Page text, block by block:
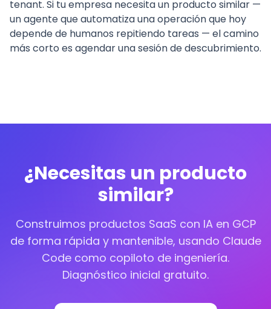
tenant. Si tu empresa necesita un producto similar —
un agente que automatiza una operación que hoy
depende de humanos repitiendo tareas — el camino
más corto es agendar una sesión de descubrimiento.
¿Necesitas un producto
similar?
Construimos productos SaaS con IA en GCP
de forma rápida y mantenible, usando Claude
Code como copiloto de ingeniería.
Diagnóstico inicial gratuito.